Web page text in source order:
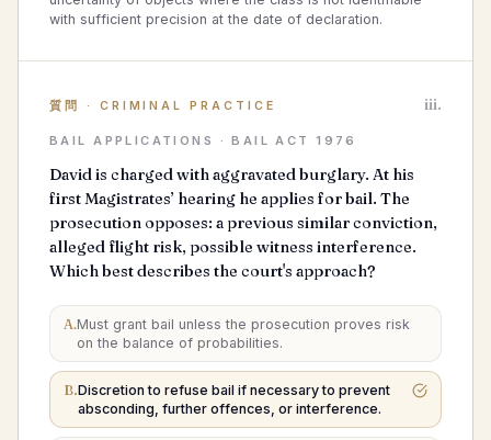
with sufficient precision at the date of declaration.
質問 · CRIMINAL PRACTICE iii.
BAIL APPLICATIONS · BAIL ACT 1976
David is charged with aggravated burglary. At his
first Magistrates’ hearing he applies for bail. The
prosecution opposes: a previous similar conviction,
alleged flight risk, possible witness interference.
Which best describes the court's approach?
A.Must grant bail unless the prosecution proves risk
on the balance of probabilities.
B.Discretion to refuse bail if necessary to prevent
absconding, further offences, or interference.